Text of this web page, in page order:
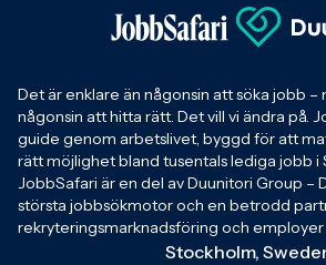
Det är enklare än någonsin att söka jobb –
någonsin att hitta rätt. Det vill vi ändra på.
guide genom arbetslivet, byggd för att
rätt möjlighet bland tusentals lediga jobb i
JobbSafari är en del av Duunitori Group –
största jobbsökmotor och en betrodd
rekryteringsmarknadsföring och
Stockholm,